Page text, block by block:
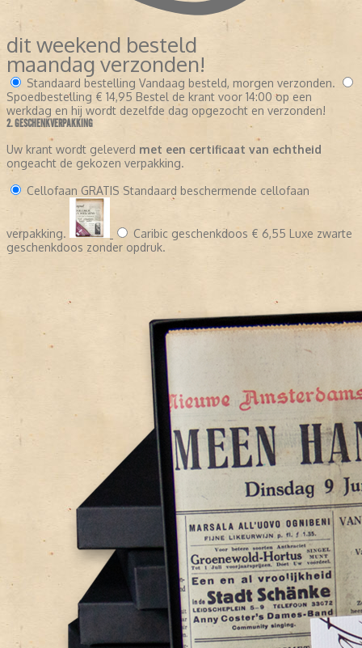
dit weekend besteld
maandag verzonden!
Standaard bestelling Vandaag besteld, morgen verzonden.
Spoedbestelling € 14,95 Bestel de krant voor 14:00 op een
werkdag en hij wordt dezelfde dag opgezocht en verzonden!
2. GESCHENKVERPAKKING
Uw krant wordt geleverd met een certificaat van echtheid
ongeacht de gekozen verpakking.
Cellofaan GRATIS Standaard beschermende cellofaan
verpakking. Caribic geschenkdoos € 6,55 Luxe zwarte
geschenkdoos zonder opdruk.